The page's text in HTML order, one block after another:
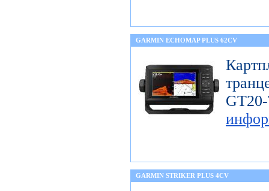
GARMIN ECHOMAP PLUS 62CV
GARMIN STRIKER PLUS 4CV